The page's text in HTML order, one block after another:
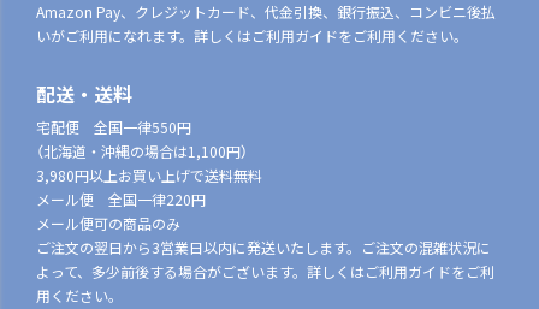
Amazon Pay、クレジットカード、代金引換、銀行振込、コンビニ後払
いがご利用になれます。詳しくはご利用ガイドをご利用ください。
配送・送料
宅配便 全国一律550円
（北海道・沖縄の場合は1,100円）
3,980円以上お買い上げで送料無料
メール便 全国一律220円
メール便可の商品のみ
ご注文の翌日から3営業日以内に発送いたします。ご注文の混雑状況に
よって、多少前後する場合がございます。詳しくはご利用ガイドをご利
用ください。